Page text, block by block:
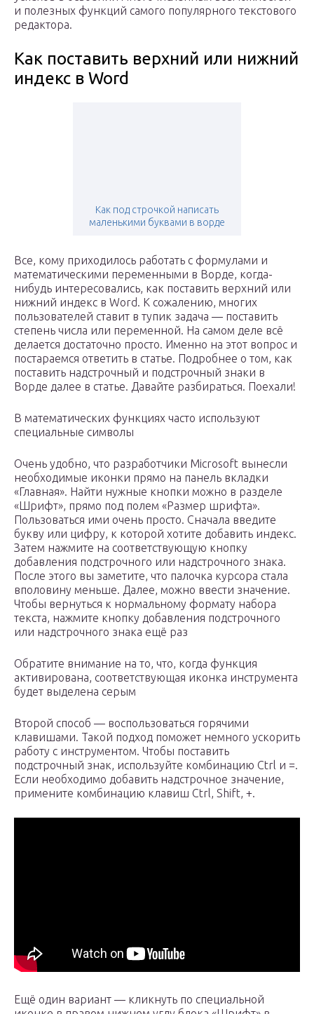
и полезных функций самого популярного текстового
редактора.
Как поставить верхний или нижний
индекс в Word
Как под строчкой написать
маленькими буквами в ворде
Все, кому приходилось работать с формулами и
математическими переменными в Ворде, когда-
нибудь интересовались, как поставить верхний или
нижний индекс в Word. К сожалению, многих
пользователей ставит в тупик задача — поставить
степень числа или переменной. На самом деле всё
делается достаточно просто. Именно на этот вопрос и
постараемся ответить в статье. Подробнее о том, как
поставить надстрочный и подстрочный знаки в
Ворде далее в статье. Давайте разбираться. Поехали!
В математических функциях часто используют
специальные символы
Очень удобно, что разработчики Microsoft вынесли
необходимые иконки прямо на панель вкладки
«Главная». Найти нужные кнопки можно в разделе
«Шрифт», прямо под полем «Размер шрифта».
Пользоваться ими очень просто. Сначала введите
букву или цифру, к которой хотите добавить индекс.
Затем нажмите на соответствующую кнопку
добавления подстрочного или надстрочного знака.
После этого вы заметите, что палочка курсора стала
вполовину меньше. Далее, можно ввести значение.
Чтобы вернуться к нормальному формату набора
текста, нажмите кнопку добавления подстрочного
или надстрочного знака ещё раз
Обратите внимание на то, что, когда функция
активирована, соответствующая иконка инструмента
будет выделена серым
Второй способ — воспользоваться горячими
клавишами. Такой подход поможет немного ускорить
работу с инструментом. Чтобы поставить
подстрочный знак, используйте комбинацию Ctrl и =.
Если необходимо добавить надстрочное значение,
примените комбинацию клавиш Ctrl, Shift, +.
Ещё один вариант — кликнуть по специальной